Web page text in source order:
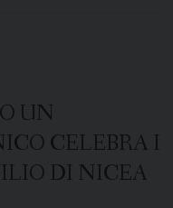
UN
CELEBRA I
DI NICEA